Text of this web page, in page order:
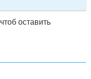
оставить